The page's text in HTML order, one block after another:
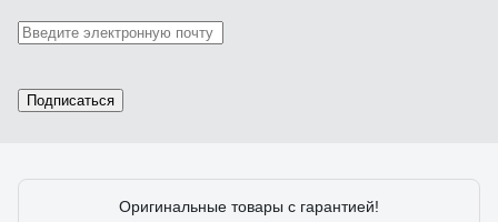
Подписаться
Оригинальные товары с гарантией!